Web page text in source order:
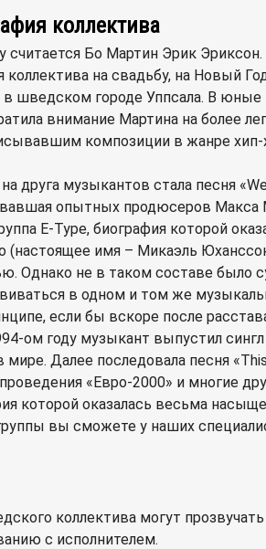
коллектива
считается Бо Мартин Эрик
на свадьбу, на Новый
шведском городе Уппсала. В
внимание Мартина на более
композиции в жанре хип-
музыкантов стала песня
опытных продюсеров
E-Type, биография которой
(настоящее имя – Микаэль
Однако не в таком составе было
в одном и том же
если бы вскоре после
ом году музыкант выпустил
Далее последовала песня
«Евро-2000» и многие
которой оказалась весьма
вы сможете у наших
коллектива могут
с исполнителем.